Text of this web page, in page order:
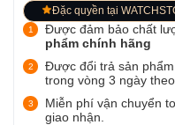
Đặc quyền tại
Được đảm bảo chất
phẩm chính hãng
Được đổi trả sản
trong vòng 3 ngày
Miễn phí vận chuyển
giao nhận.